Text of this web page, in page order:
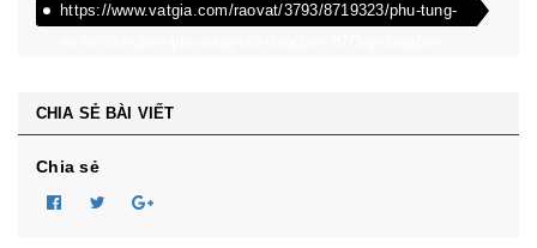
https://www.vatgia.com/raovat/3793/8719323/phu-tung-
CHIA SẺ BÀI VIẾT
Chia sẻ